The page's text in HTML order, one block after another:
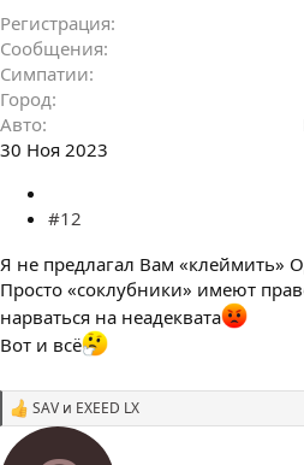
Регистрация
Сообщения
Симпатии
Город
Авто
30 Ноя 2023
#12
Я не предлагал Вам «клеймить»
Просто «соклубники» имеют
нарваться на неадеквата
Вот и всё
С
м
SAV и EXEED LX